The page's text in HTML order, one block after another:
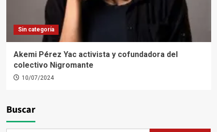
Sin categoría
Akemi Pérez Yac activista y cofundadora del
colectivo Nigromante
10/07/2024
Buscar